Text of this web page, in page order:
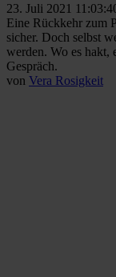
23. Juli 2021
Eine Rückkehr zum
sicher. Doch selbst
werden. Wo es hakt,
Gespräch.
von Vera Rosigkeit